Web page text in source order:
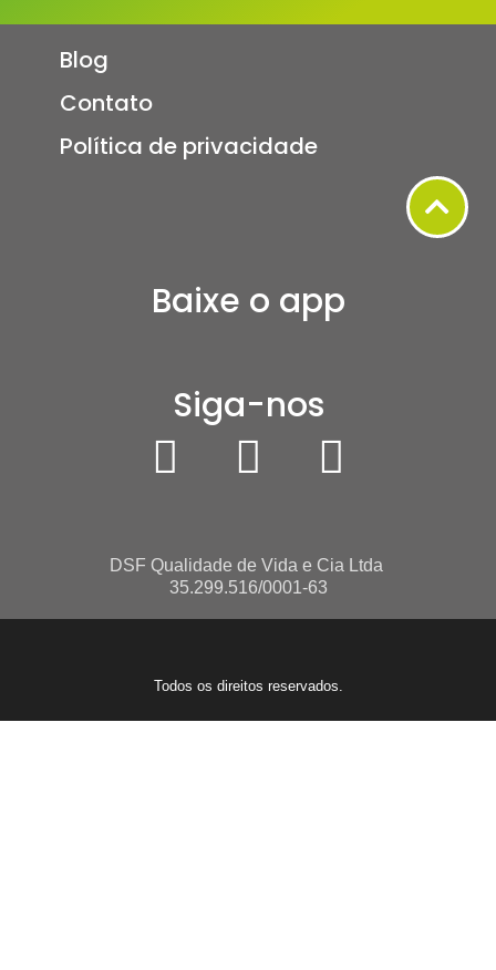
Blog
Contato
Política de privacidade
Baixe o app
Siga-nos
DSF Qualidade de Vida e Cia Ltda
35.299.516/0001-63
Todos os direitos reservados.